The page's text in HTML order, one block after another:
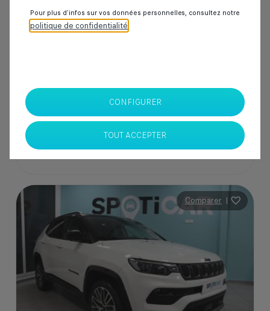
SPOTICAR Italcar BOUSKOURA
Comparer |
Pour plus d’infos sur vos données personnelles, consultez notre
politique de confidentialité
CONFIGURER
TOUT ACCEPTER